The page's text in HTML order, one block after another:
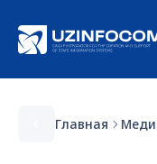
Главная